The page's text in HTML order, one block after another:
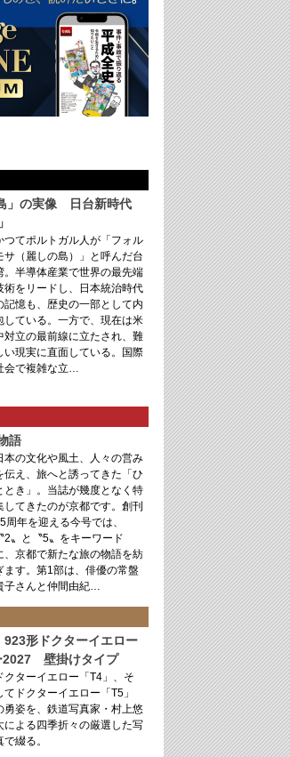
」の実像 日台新時代
つてポルトガル人が「フォル
サ（麗しの島）」と呼んだ台
。半導体産業で世界の最先端
術をリードし、日本統治時代
記憶も、歴史の一部として内
している。一方で、現在は米
対立の最前線に立たされ、難
い現実に直面している。国際
会で複雑な立…
語
本の文化や風土、人々の営み
伝え、旅へと誘ってきた「ひ
とき」。当誌が幾度となく特
してきたのが京都です。創刊
周年を迎える今号では、
〝2〟と〝5〟をキーワード
、京都で新たな旅の物語を紡
ます。第1部は、俳優の常盤
子さんと仲間由紀…
形ドクターイエロー
2027 壁掛けタイプ
クターイエロー「T4」、そ
てドクターイエロー「T5」
勇姿を、鉄道写真家・村上悠
による四季折々の厳選した写
で綴る。